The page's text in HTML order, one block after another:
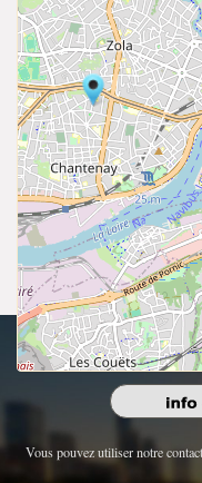
droits d'auteur
Vous pouvez utiliser notre